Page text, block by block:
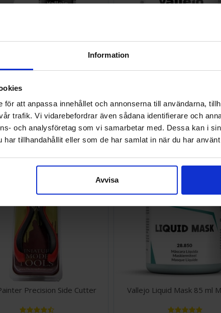
Information
för att anpassa innehållet och annonserna till användarna,
trafik. Vi vidarebefordrar även sådana identifierare och
och analysföretag som vi samarbetar med. Dessa kan i
har tillhandahållit eller som de har samlat in när du har
Avvisa
Väntas in:
2026-08-27 58 SEK
Precision Side Cutter Vallejo Liquid Mask 85 ml